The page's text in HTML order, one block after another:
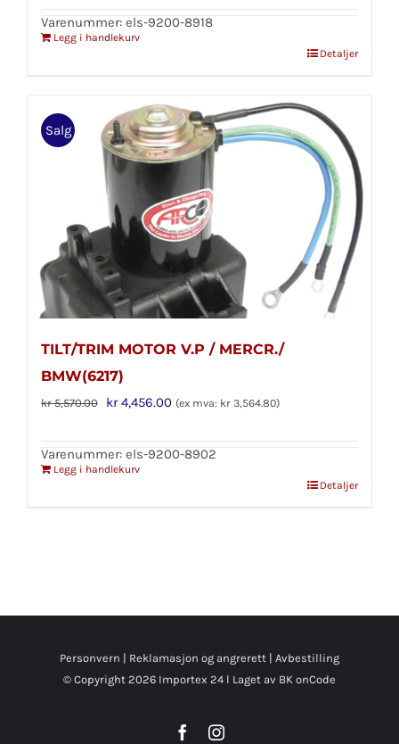
Varenummer: els-9200-8918
Legg i handlekurv
Detaljer
Salg
TILT/TRIM MOTOR V.P / MERCR./
BMW(6217)
kr5,570.00
Opprinnelig
var:
kr 5,570.00.
kr4,456.00Nåværende
er:
(ex mva: kr 3,564.80)
Varenummer: els-9200-8902
Legg i handlekurv
Detaljer
Personvern | Reklamasjon og angrerett | Avbestilling
© Copyright 2026 Importex 24 l Laget av BK onCode
FacebookInstagram